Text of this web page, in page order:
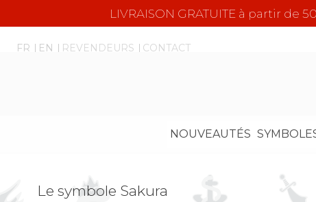
LIVRAISON GRATUITE à partir de
FR EN REVENDEURS CONTACT
NOUVEAUTÉS
Le symbole Sakura